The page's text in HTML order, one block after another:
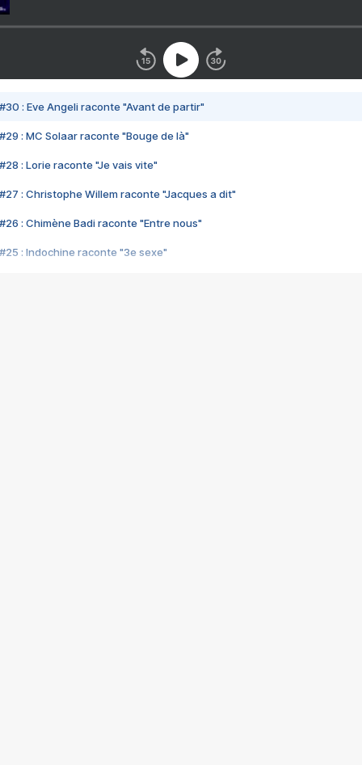
#30 : Eve Angeli raconte "Avant de partir"
#29 : MC Solaar raconte "Bouge de là"
#28 : Lorie raconte "Je vais vite"
#27 : Christophe Willem raconte "Jacques a dit"
#26 : Chimène Badi raconte "Entre nous"
#25 : Indochine raconte "3e sexe"